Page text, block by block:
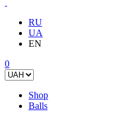
RU
UA
EN
0
Shop
Balls